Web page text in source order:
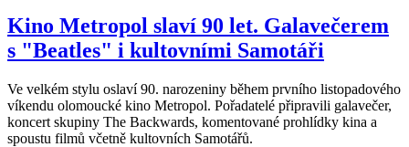
Kino Metropol slaví 90 let. Galavečerem
s "Beatles" i kultovními Samotáři
Ve velkém stylu oslaví 90. narozeniny během prvního listopadového
víkendu olomoucké kino Metropol. Pořadatelé připravili galavečer,
koncert skupiny The Backwards, komentované prohlídky kina a
spoustu filmů včetně kultovních Samotářů.